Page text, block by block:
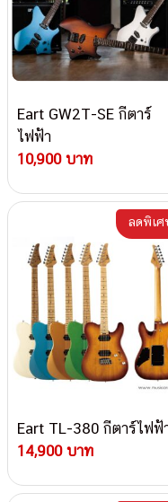
Eart GW2T-SE กีตาร์
ไฟฟ้า
10,900 บาท
Eart TL-380 กีตาร์ไฟฟ้
14,900 บาท
ลดพิเศ